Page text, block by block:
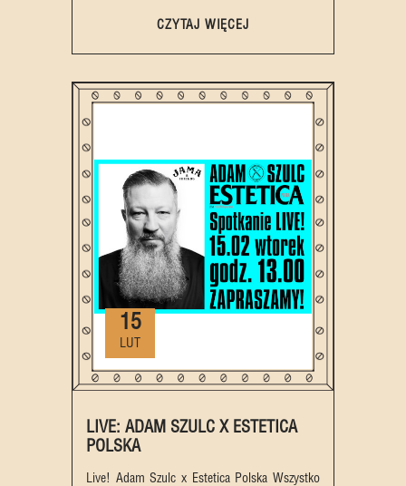
CZYTAJ WIĘCEJ
15
LUT
LIVE: ADAM SZULC X ESTETICA
POLSKA
Live! Adam Szulc x Estetica Polska Wszystko